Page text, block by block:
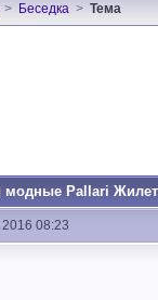
> Беседка > Тема
Pallari Жилет
08:23